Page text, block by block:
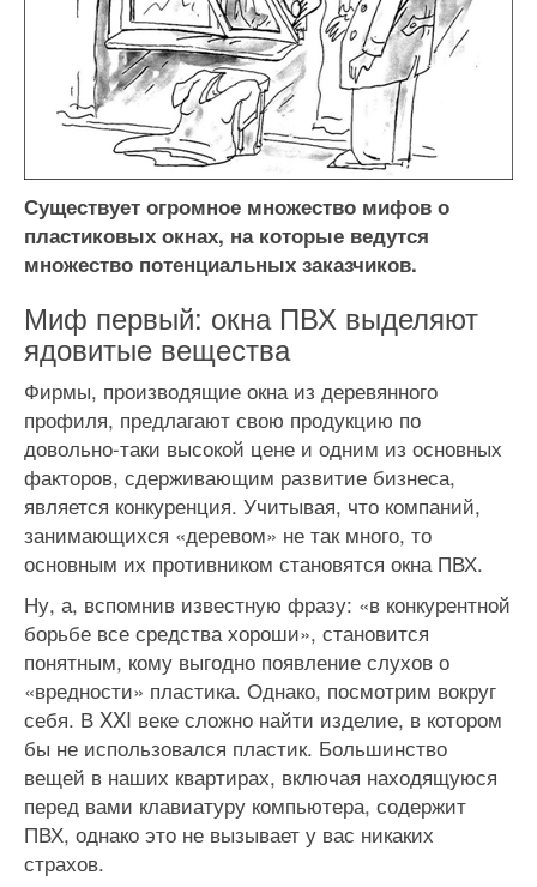
Существует огромное множество мифов о
пластиковых окнах, на которые ведутся
множество потенциальных заказчиков.
Миф первый: окна ПВХ выделяют
ядовитые вещества
Фирмы, производящие окна из деревянного
профиля, предлагают свою продукцию по
довольно-таки высокой цене и одним из основных
факторов, сдерживающим развитие бизнеса,
является конкуренция. Учитывая, что компаний,
занимающихся «деревом» не так много, то
основным их противником становятся окна ПВХ.
Ну, а, вспомнив известную фразу: «в конкурентной
борьбе все средства хороши», становится
понятным, кому выгодно появление слухов о
«вредности» пластика. Однако, посмотрим вокруг
себя. В XXI веке сложно найти изделие, в котором
бы не использовался пластик. Большинство
вещей в наших квартирах, включая находящуюся
перед вами клавиатуру компьютера, содержит
ПВХ, однако это не вызывает у вас никаких
страхов.